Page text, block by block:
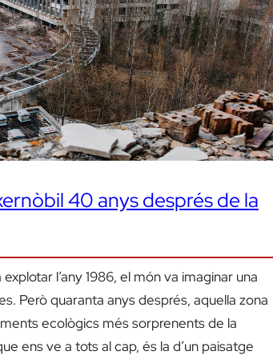
40 anys després de la
l’any 1986, el món va imaginar una
Però quaranta anys després, aquella zona
ecològics més sorprenents de la
ens ve a tots al cap, és la d’un paisatge